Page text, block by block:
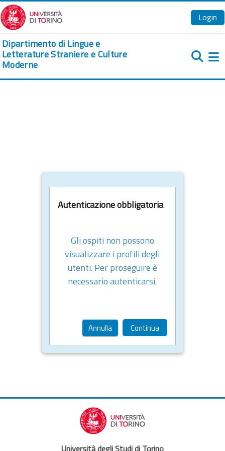
Vai al contenuto principale
Login
Dipartimento di Lingue e
Letterature Straniere e Culture
Moderne
Autenticazione obbligatoria
Gli ospiti non possono
visualizzare i profili degli
utenti. Per proseguire è
necessario autenticarsi.
Annulla Continua
Università degli Studi di Torino